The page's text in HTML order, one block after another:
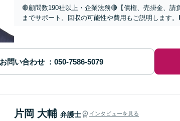
🔴顧問数190社以上・企業法務🔴【債権、売掛金、
までサポート。回収の可能性や費用もご説明します
問い合わせ
片岡 大輔 弁護士 インタビューを見る